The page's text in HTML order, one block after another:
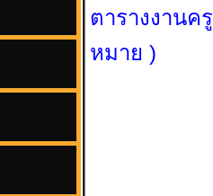
ตารางงานค
หมาย )